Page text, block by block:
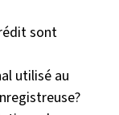
sont
utilisé au